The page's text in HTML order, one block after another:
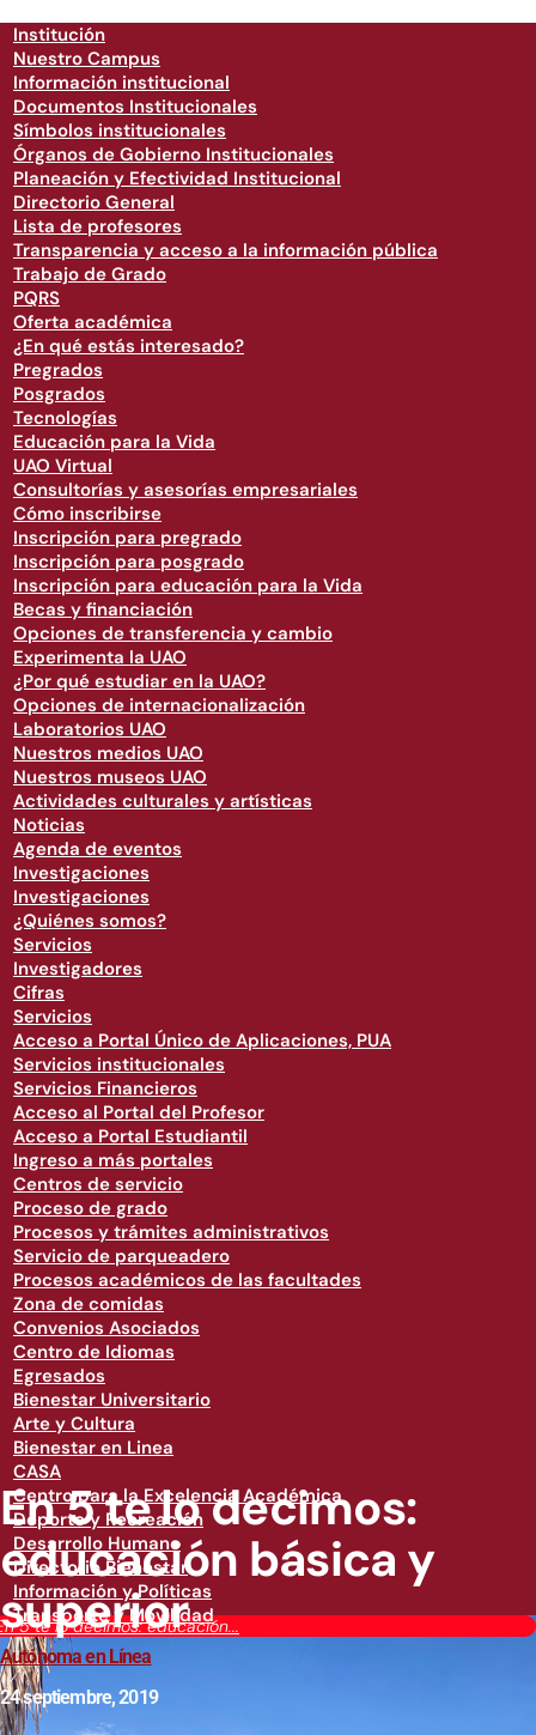
Institución
Nuestro Campus
Información institucional
Documentos Institucionales
Símbolos institucionales
Órganos de Gobierno Institucionales
Planeación y Efectividad Institucional
Directorio General
Lista de profesores
Transparencia y acceso a la información pública
Trabajo de Grado
PQRS
Oferta académica
¿En qué estás interesado?
Pregrados
Posgrados
Tecnologías
Educación para la Vida
UAO Virtual
Consultorías y asesorías empresariales
Cómo inscribirse
Inscripción para pregrado
Inscripción para posgrado
Inscripción para educación para la Vida
Becas y financiación
Opciones de transferencia y cambio
Experimenta la UAO
¿Por qué estudiar en la UAO?
Opciones de internacionalización
Laboratorios UAO
Nuestros medios UAO
Nuestros museos UAO
Actividades culturales y artísticas
Noticias
Agenda de eventos
Investigaciones
Investigaciones
¿Quiénes somos?
Servicios
Investigadores
Cifras
Servicios
Acceso a Portal Único de Aplicaciones, PUA
Servicios institucionales
Servicios Financieros
Acceso al Portal del Profesor
Acceso a Portal Estudiantil
Ingreso a más portales
Centros de servicio
Proceso de grado
Procesos y trámites administrativos
Servicio de parqueadero
Procesos académicos de las facultades
Zona de comidas
Convenios Asociados
Centro de Idiomas
Egresados
Bienestar Universitario
Arte y Cultura
Bienestar en Linea
CASA
Centro para la Excelencia Académica
Deporte y Recreación
Desarrollo Humano
Directorio Bienestar
Información y Políticas
Transporte y Movilidad
5 te lo decimos: educación...
En 5 te lo decimos:
educación básica y
superior
Autónoma en Línea
24 septiembre, 2019